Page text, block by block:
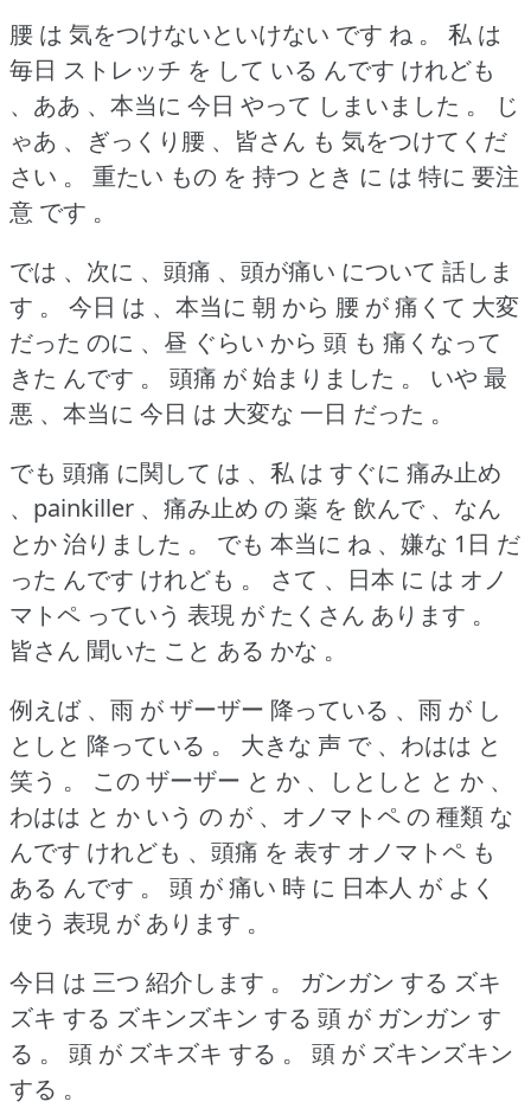
腰 は 気をつけないといけない です ね 。
私 は
毎日 ストレッチ を して いる んです けれども
、ああ 、本当に 今日 やって しまいました 。
じ
ゃあ 、ぎっくり腰 、皆さん も 気をつけてくだ
さい 。
重たい もの を 持つ とき に は 特に 要注
意 です 。
では 、次に 、頭痛 、頭が痛い について 話しま
す 。
今日 は 、本当に 朝 から 腰 が 痛くて 大変
だった のに 、昼 ぐらい から 頭 も 痛くなって
きた んです 。
頭痛 が 始まりました 。
いや 最
悪 、本当に 今日 は 大変な 一日 だった 。
でも 頭痛 に関して は 、私 は すぐに 痛み止め
、painkiller 、痛み止め の 薬 を 飲んで 、なん
とか 治りました 。
でも 本当に ね 、嫌な 1日 だ
った んです けれども 。
さて 、日本 に は オノ
マトペ っていう 表現 が たくさん あります 。
皆さん 聞いた こと ある かな 。
例えば 、雨 が ザーザー 降っている 、雨 が し
としと 降っている 。
大きな 声 で 、わはは と
笑う 。
この ザーザー と か 、しとしと と か 、
わはは と か いう の が 、オノマトペ の 種類 な
んです けれども 、頭痛 を 表す オノマトペ も
ある んです 。
頭 が 痛い 時 に 日本人 が よく
使う 表現 が あります 。
今日 は 三つ 紹介します 。
ガンガン する ズキ
ズキ する ズキンズキン する 頭 が ガンガン す
る 。
頭 が ズキズキ する 。
頭 が ズキンズキン
する 。